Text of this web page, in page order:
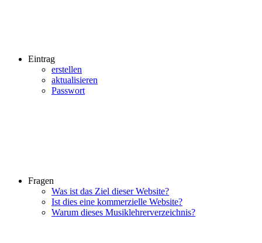
Eintrag
erstellen
aktualisieren
Passwort
Fragen
Was ist das Ziel dieser Website?
Ist dies eine kommerzielle Website?
Warum dieses Musiklehrerverzeichnis?